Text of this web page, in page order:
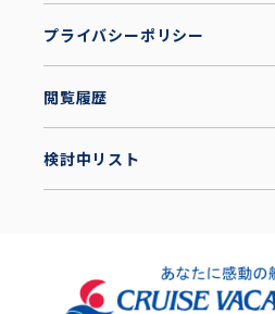
プライバシーポリシー
閲覧履歴
検討中リスト